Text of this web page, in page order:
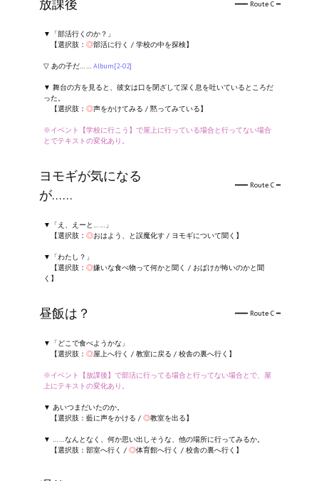
放課後 ━━━ Route C ━
▼「部活行くのか？」
【選択肢： ◎部活に行く / 学校の中を探検】
▽ あの子だ…… Album[2-02]
▼ 舞台の方を見ると、彼女は口を閉ざして深く息を吐いているところだ
った。
【選択肢： ◎声をかけてみる / 黙ってみている】
※イベント【学校に行こう】で屋上に行っている場合と行ってない場合
とでテキストの変化あり。
ヨモギが気になる
が……
━━━ Route C ━
▼「え、えーと……」
【選択肢： ◎おはよう、と誤魔化す / ヨモギについて聞く】
▼「わたし？」
【選択肢： ◎嫌いな食べ物って何かと聞く / おばけが怖いのかと聞
く】
昼飯は？ ━━━ Route C ━
▼「どこで食べようかな」
【選択肢： ◎屋上へ行く / 教室に戻る / 校舎の裏へ行く】
※イベント【放課後】で部活に行ってる場合と行ってない場合とで、屋
上にテキストの変化あり。
▼ あいつまだいたのか。
【選択肢：藍に声をかける / ◎教室を出る】
▼ ……なんとなく、何か思い出しそうな、他の場所に行ってみるか。
【選択肢：部室へ行く / ◎体育館へ行く / 校舎の裏へ行く】